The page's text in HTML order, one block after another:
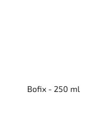
Bofix - 250 ml